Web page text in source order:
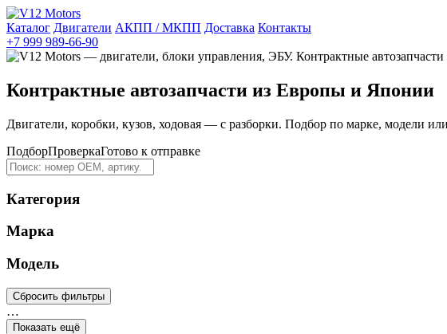
Каталог Двигатели АКПП / МКПП Доставка Контакты
+7 999 989-66-90
Контрактные автозапчасти из Европы и Японии
Двигатели, коробки, кузов, ходовая — с разборки. Подбор по марке, модели
ПодборПроверкаГотово к отправке
Категория
Марка
Модель
Сбросить фильтры
…
Показать ещё